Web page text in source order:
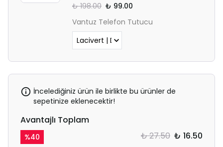
₺ 198.00 ₺ 99.00
Vantuz Telefon Tutucu
İncelediğiniz ürün ile birlikte bu ürünler de
sepetinize eklenecektir!
Avantajlı Toplam
%40 ₺ 27.50 ₺ 16.50